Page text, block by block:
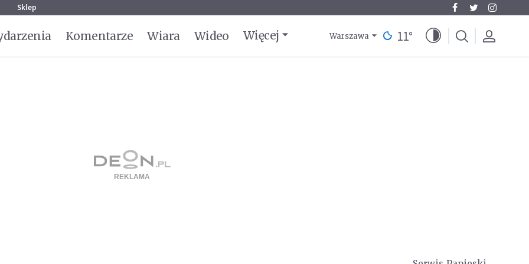
Sklep
Komentarze Wiara Wideo Więcej Warszawa 11°